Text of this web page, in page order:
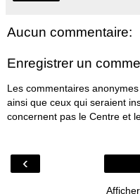
Aucun commentaire:
Enregistrer un
Les commentaires
ainsi que ceux qui seraient
concernent pas le Centre et
‹